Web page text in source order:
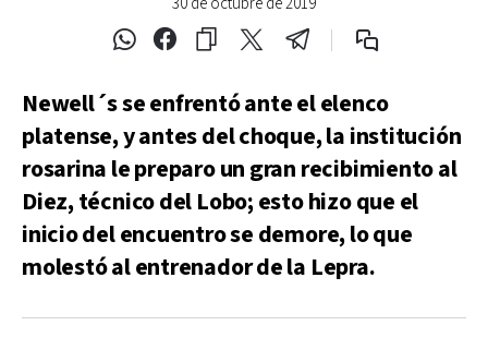
Newell´s se enfrentó ante el elenco
platense, y antes del choque, la institución
rosarina le preparo un gran recibimiento al
Diez, técnico del Lobo; esto hizo que el
inicio del encuentro se demore, lo que
molestó al entrenador de la Lepra.